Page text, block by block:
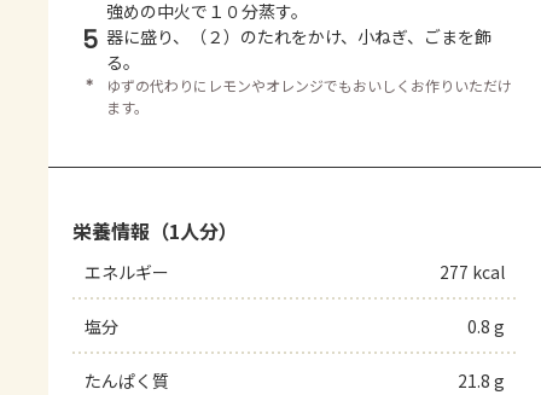
強めの中火で１０分蒸す。
5 器に盛り、（２）のたれをかけ、小ねぎ、ごまを飾
る。
＊
ゆずの代わりにレモンやオレンジでもおいしくお作りいただけ
ます。
栄養情報（1人分）
エネルギー 277 kcal
塩分 0.8 g
たんぱく質 21.8 g